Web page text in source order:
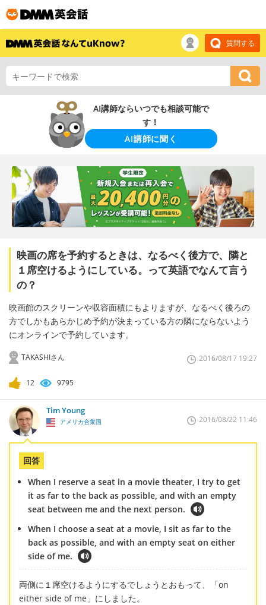
質問する
AI講師ならいつでも相談可能で
す！
AI講師に聞く
映画の席を予約するときは、なるべく後方で、隣と
１席空けるようにしている。って英語でなんて言う
の？
映画館のスクリーンや収容面積にもよりますが、なるべく後ろの
方でしかもあらかじめ予約が決まっている方の隣にならないよう
にオンラインで予約しています。
TAKASHIさん 2016/08/17 19:27
12 9795
Tim Young
アメリカ合衆国 2016/08/22 11:46
回答
When I reserve a seat in a movie theater, I try to get
it as far to the back as possible, and with an empty
seat between me and the next person.
When I choose a seat at a movie, I sit as far to the
back as possible, and with an empty seat on either
side of me.
両側に１席空けるようにするでしょうとおもって、「on
either side of me」にしました。